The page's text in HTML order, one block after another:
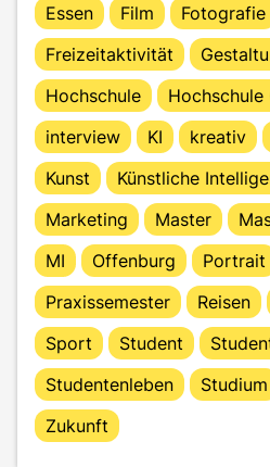
Essen
Film Fotografie
Freizeitaktivität
Hochschule
interview
KI kreativ
Kunst
Künstliche
Marketing
Master
MI
Offenburg Portrait
Praxissemester
Reisen
Sport
Student
Studentenleben
Studium
Zukunft